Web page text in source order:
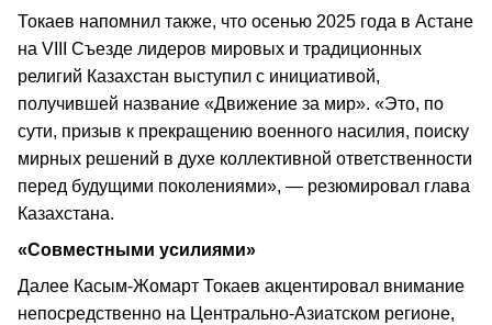
Токаев напомнил также, что осенью 2025 года в Астане
на VIII Съезде лидеров мировых и традиционных
религий Казахстан выступил с инициативой,
получившей название «Движение за мир». «Это, по
сути, призыв к прекращению военного насилия, поиску
мирных решений в духе коллективной ответственности
перед будущими поколениями», — резюмировал глава
Казахстана.
«Совместными усилиями»
Далее Касым-Жомарт Токаев акцентировал внимание
непосредственно на Центрально-Азиатском регионе,